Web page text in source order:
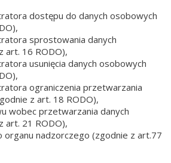
dostępu do danych osobowych
sprostowania danych
art. 16 RODO),
usunięcia danych osobowych
ograniczenia przetwarzania
z art. 18 RODO),
wobec przetwarzania danych
art. 21 RODO),
organu nadzorczego (zgodnie z art.77